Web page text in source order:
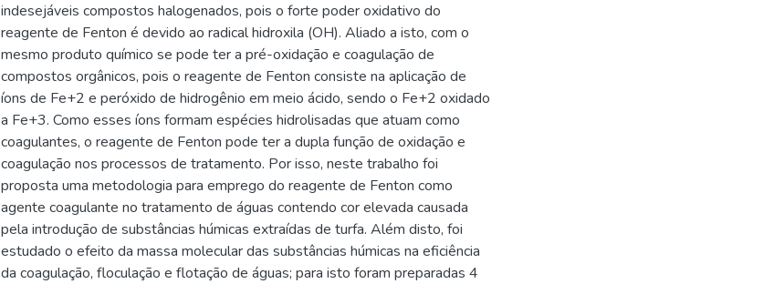
indesejáveis compostos halogenados, pois o forte poder oxidativo do
reagente de Fenton é devido ao radical hidroxila (OH). Aliado a isto, com o
mesmo produto químico se pode ter a pré-oxidação e coagulação de
compostos orgânicos, pois o reagente de Fenton consiste na aplicação de
íons de Fe+2 e peróxido de hidrogênio em meio ácido, sendo o Fe+2 oxidado
a Fe+3. Como esses íons formam espécies hidrolisadas que atuam como
coagulantes, o reagente de Fenton pode ter a dupla função de oxidação e
coagulação nos processos de tratamento. Por isso, neste trabalho foi
proposta uma metodologia para emprego do reagente de Fenton como
agente coagulante no tratamento de águas contendo cor elevada causada
pela introdução de substâncias húmicas extraídas de turfa. Além disto, foi
estudado o efeito da massa molecular das substâncias húmicas na eficiência
da coagulação, floculação e flotação de águas; para isto foram preparadas 4